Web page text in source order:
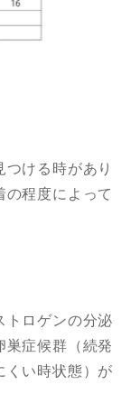
ける時があり
の程度によって
トロゲンの分泌
巣症候群（続発
くい時状態）が